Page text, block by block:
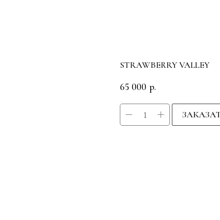
STRAWBERRY VALLEY
65 000 р.